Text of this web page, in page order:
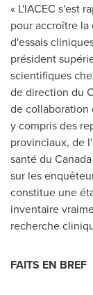
« L'IACEC s'est
pour accroître
d'essais
président
scientifiques
de direction du
de collaboration
y compris des
provinciaux, de
santé du Canada
sur les
constitue une
inventaire
recherche
FAITS EN BREF